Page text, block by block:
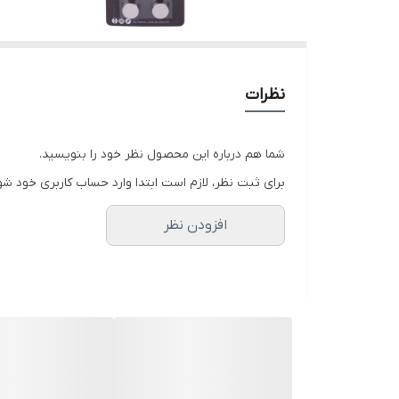
نظرات
شما هم درباره این محصول نظر خود را بنویسید.
برای ثبت نظر، لازم است ابتدا وارد حساب کاربری خود
افزودن نظر